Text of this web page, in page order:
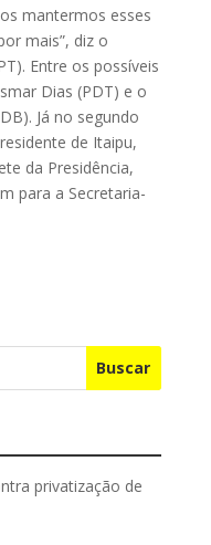
mantermos esses
mais”, diz o
Entre os possíveis
Dias (PDT) e o
Já no segundo
de Itaipu,
da Presidência,
para a Secretaria-
Buscar
privatização de